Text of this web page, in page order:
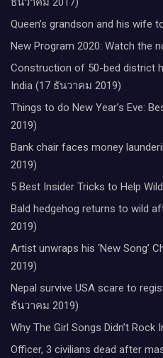
Queen’s grandson and his wife
New Program 2020: Watch the
Construction of 50-bed district
India (17 ธันวาคม 2019)
Things to do New Year’s Eve:
2019)
Bank chair faces money
2019)
5 Best Insider Tricks to Help
Bald hedgehog returns to wild
2019)
Artist unwraps his ‘New Song’
2019)
Nepal survive USA scare to
ธันวาคม 2019)
Why The Girl Songs Didn’t
Officer, 3 civilians dead after